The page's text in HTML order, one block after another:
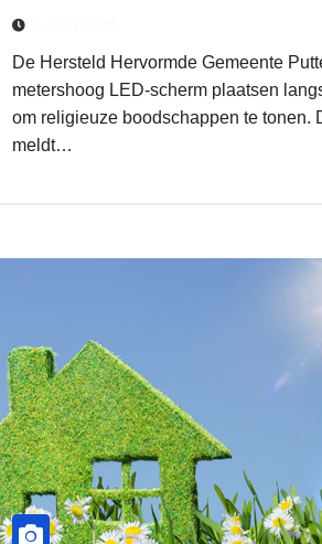
De Hersteld Hervormde Gemeente
metershoog LED-scherm plaatsen
om religieuze boodschappen te tonen.
meldt…